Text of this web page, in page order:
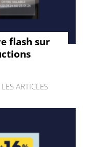
flash sur
ARTICLES